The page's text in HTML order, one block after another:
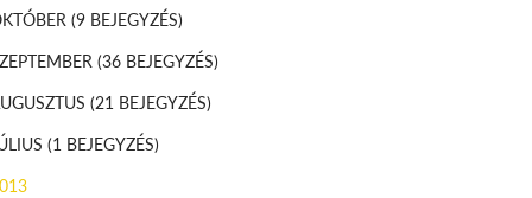
(9 BEJEGYZÉS)
(36 BEJEGYZÉS)
(21 BEJEGYZÉS)
(1 BEJEGYZÉS)